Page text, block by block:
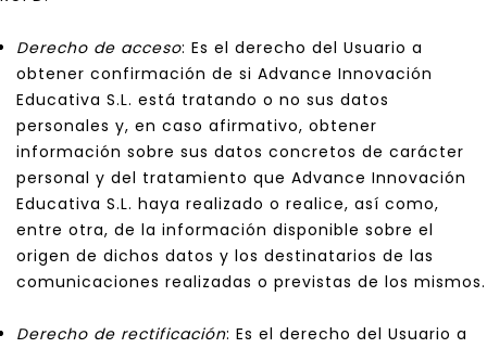
Derecho de acceso: Es el derecho del Usuario a
obtener confirmación de si Advance Innovación
Educativa S.L. está tratando o no sus datos
personales y, en caso afirmativo, obtener
información sobre sus datos concretos de carácter
personal y del tratamiento que Advance Innovación
Educativa S.L. haya realizado o realice, así como,
entre otra, de la información disponible sobre el
origen de dichos datos y los destinatarios de las
comunicaciones realizadas o previstas de los mismos.
Derecho de rectificación: Es el derecho del Usuario a